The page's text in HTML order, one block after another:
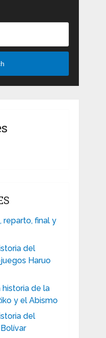
reparto, final y
del
Haruo
historia de la
y el Abismo
del